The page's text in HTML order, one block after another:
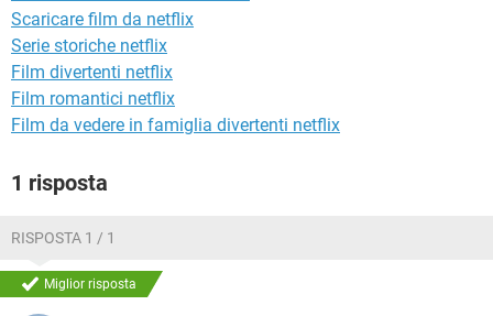
Scaricare film da netflix
Serie storiche netflix
Film divertenti netflix
Film romantici netflix
Film da vedere in famiglia divertenti netflix
1 risposta
RISPOSTA 1 / 1
Miglior risposta